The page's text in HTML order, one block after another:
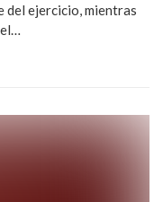
del ejercicio, mientras